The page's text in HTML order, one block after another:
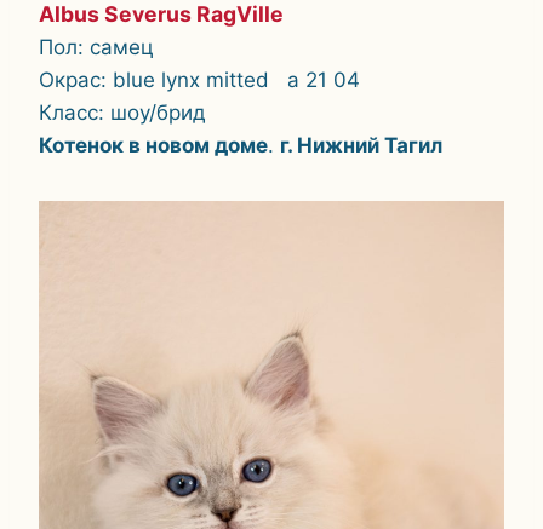
Albus Severus RagVille
Пол: самец
Окрас: blue lynx mitted a 21 04
Класс: шоу/брид
Котенок в новом доме. г. Нижний Тагил